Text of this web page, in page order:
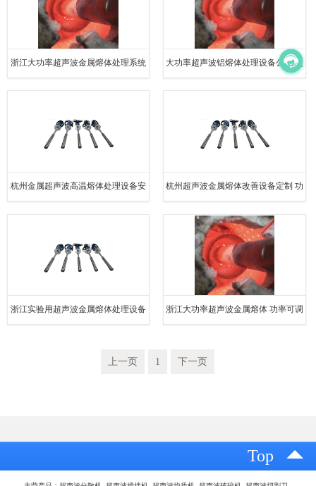
浙江大功率超声波金属熔体处理系统 大功率超声波铝熔体处理设备公司 使
杭州金属超声波高温熔体处理设备安 杭州超声波金属熔体改善设备定制 功
浙江实验用超声波金属熔体处理设备 浙江大功率超声波金属熔体 功率可调
上一页 1 下一页
Top